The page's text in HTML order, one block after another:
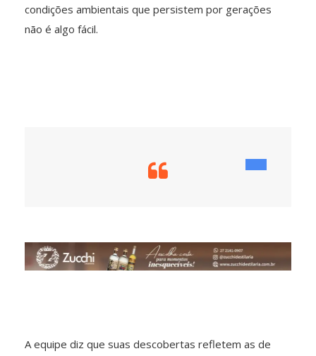
condições ambientais que persistem por gerações
não é algo fácil.
A equipe diz que suas descobertas refletem as de